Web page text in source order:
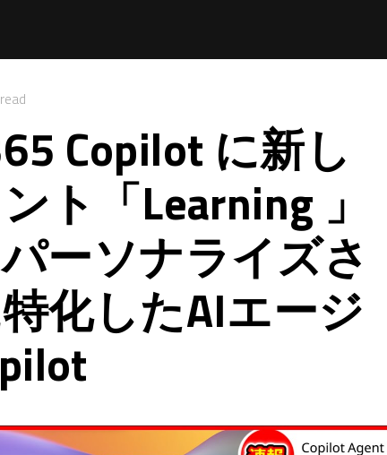
Copilot に新し
ト「Learning 」
ーソナライズさ
化したAIエージ